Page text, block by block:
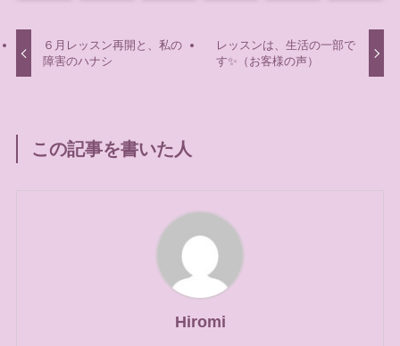
６月レッスン再開と、私の
障害のハナシ
レッスンは、生活の一部で
す✨（お客様の声）
この記事を書いた人
Hiromi